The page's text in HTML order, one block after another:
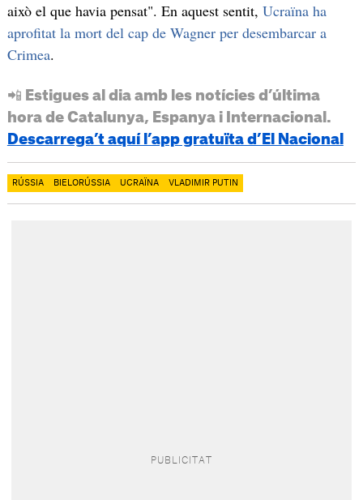
això el que havia pensat". En aquest sentit, Ucraïna ha
aprofitat la mort del cap de Wagner per desembarcar a
Crimea.
📲 Estigues al dia amb les notícies d’última
hora de Catalunya, Espanya i Internacional.
Descarrega’t aquí l’app gratuïta d’El Nacional
RÚSSIA BIELORÚSSIA UCRAÏNA VLADIMIR PUTIN